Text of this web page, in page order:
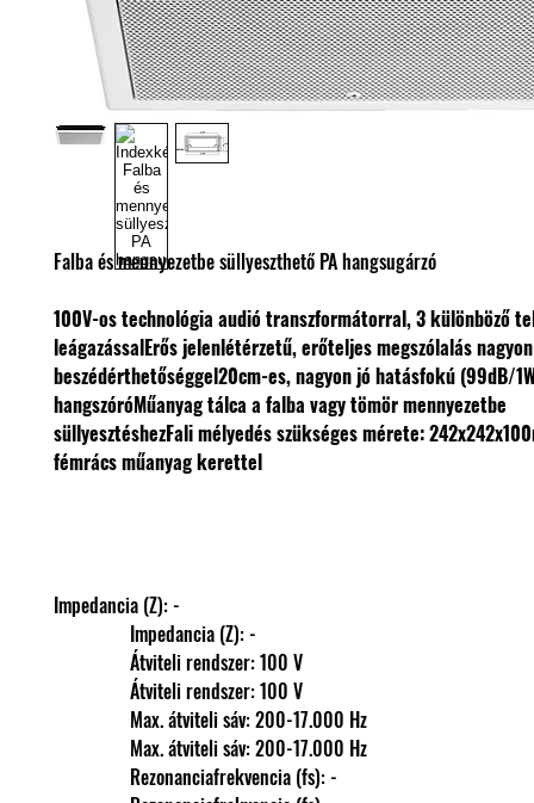
Falba és mennyezetbe süllyeszthető PA hangsugárzó
100V-os technológia audió transzformátorral, 3 különböző
leágazássalErős jelenlétérzetű, erőteljes megszólalás
beszédérthetőséggel20cm-es, nagyon jó hatásfokú (99dB/
hangszóróMűanyag tálca a falba vagy tömör mennyezetbe
süllyesztéshezFali mélyedés szükséges mérete:
fémrács műanyag kerettel
Impedancia (Z): -
                Impedancia (Z): -
                Átviteli rendszer: 100 V
                Átviteli rendszer: 100 V
                Max. átviteli sáv: 200-17.000 Hz
                Max. átviteli sáv: 200-17.000 Hz
                Rezonanciafrekvencia (fs): -